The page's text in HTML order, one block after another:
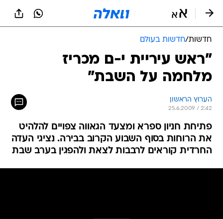
חדשות/חדשות בעולם
"ראש עיריית י-ם מכריז
מלחמה על השבת"
הערוץ הראשון
25.6.2009 / 2:42
פתיחת חניון ספרא ומצעד הגאווה צפויים להלהיט
את הרוחות בסוף השבוע הקרוב בבירה. נציגי העדה
החרדית קוראים לרבבות לצאת ולהפגין בערב שבת